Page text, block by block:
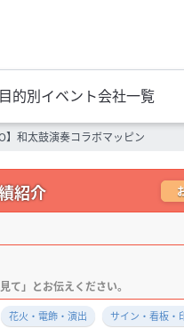
目的別イベント会社一覧
】和太鼓演奏コラボマッピン
紹介
花火・電飾・演出 サイン・看板・